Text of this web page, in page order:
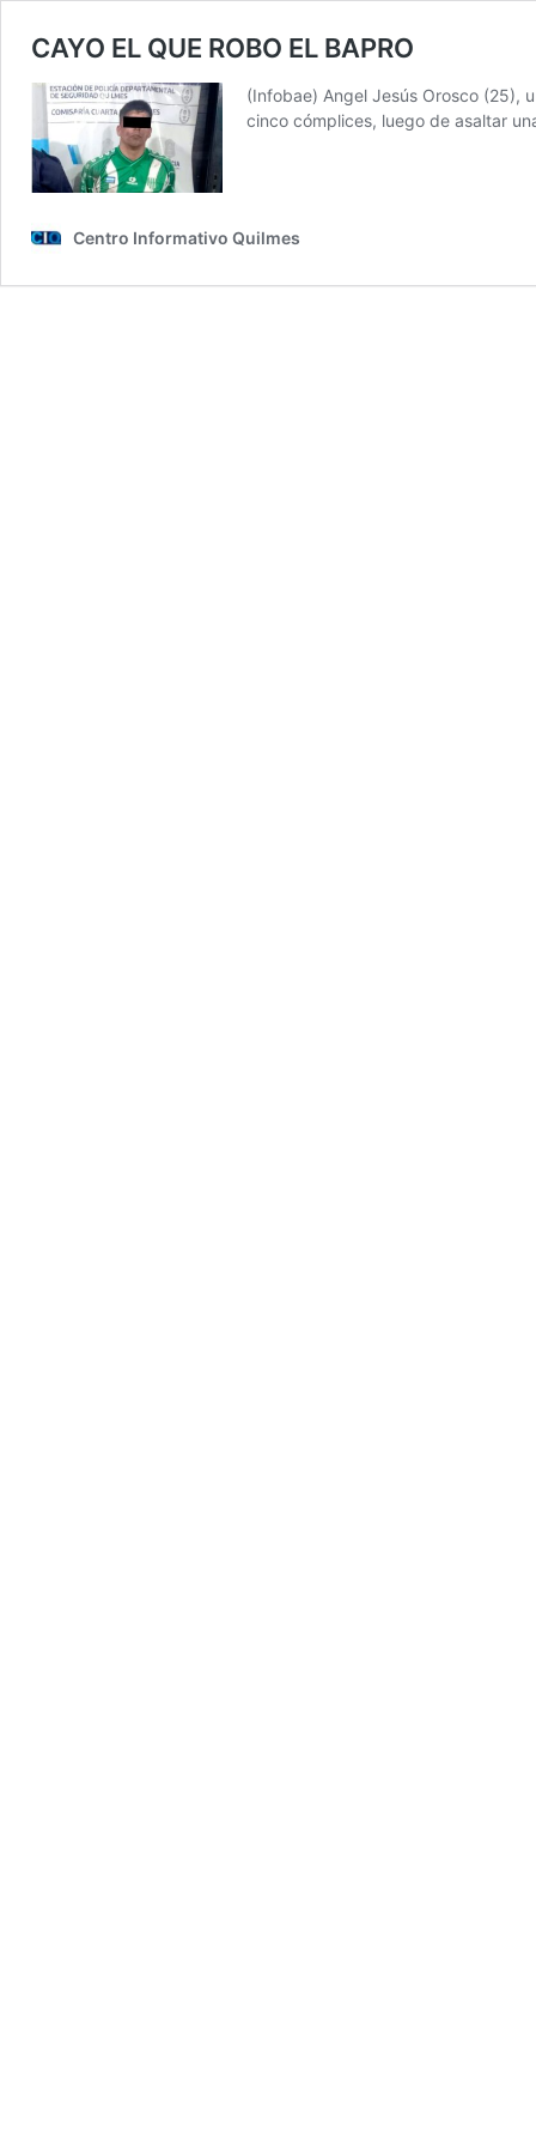
CAYO EL QUE ROBO EL BAPRO
(Infobae) Angel Jesús Orosco (25),
cinco cómplices, luego de asaltar
Centro Informativo Quilmes